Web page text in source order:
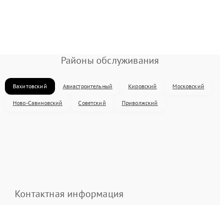
Районы обслуживания
Вахитовский Авиастроительный Кировский Московский
Ново-Савиновский Советский Приволжский
Контактная информация